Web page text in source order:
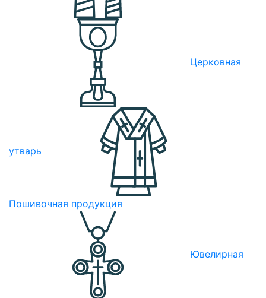
Церковная
утварь
Пошивочная продукция
Ювелирная